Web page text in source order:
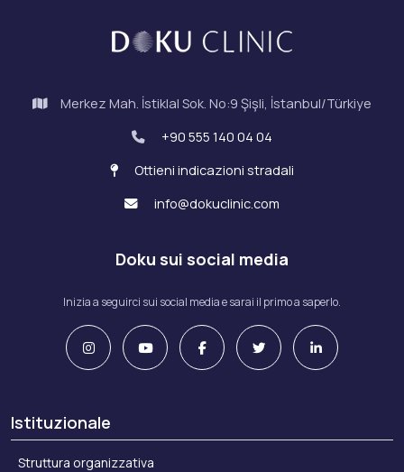
Merkez Mah. İstiklal Sok. No:9 Şişli, İstanbul/Türkiye
+90 555 140 04 04
Ottieni indicazioni stradali
info@dokuclinic.com
Doku sui social media
Inizia a seguirci sui social media e sarai il primo a saperlo.
Istituzionale
Struttura organizzativa